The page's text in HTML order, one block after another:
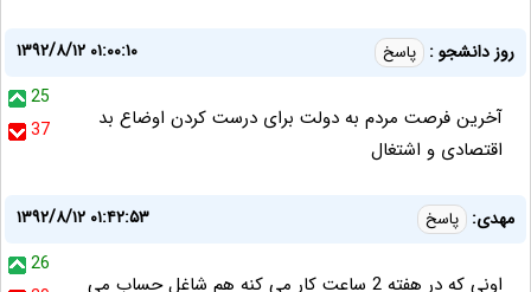
روز دانشجو : پاسخ
۱۳۹۲/۸/۱۲ ۰۱:۰۰:۱۰
25
37
آخرین فرصت مردم به دولت برای درست کردن اوضاع بد
اقتصادی و اشتغال
مهدی: پاسخ
۱۳۹۲/۸/۱۲ ۰۱:۴۲:۵۳
26
اونی که در هفته 2 ساعت کار می کنه هم شاغل حساب می